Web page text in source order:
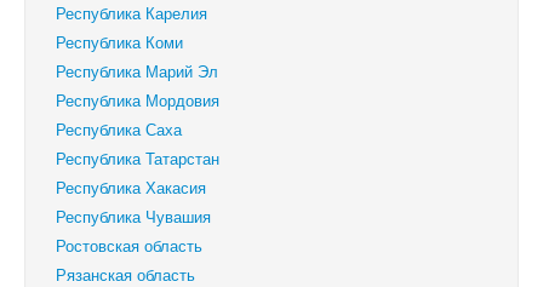
Республика Карелия
Республика Коми
Республика Марий Эл
Республика Мордовия
Республика Саха
Республика Татарстан
Республика Хакасия
Республика Чувашия
Ростовская область
Рязанская область